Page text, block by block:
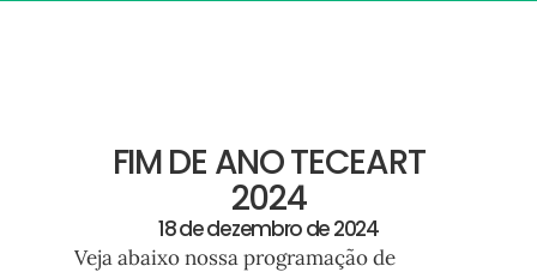
FIM DE ANO TECEART
2024
18 de dezembro de 2024
Veja abaixo nossa programação de